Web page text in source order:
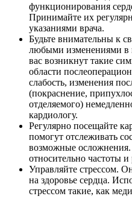
функционирования
Принимайте их
указаниями врача.
Будьте внимательны к
любыми изменениями в
вас возникнут такие
области
слабость, изменения
(покраснение,
отделяемого)
кардиологу.
Регулярно посещайте
помогут отслеживать
возможные осложнения.
относительно частоты
Управляйте стрессом.
на здоровье сердца.
стрессом такие, как